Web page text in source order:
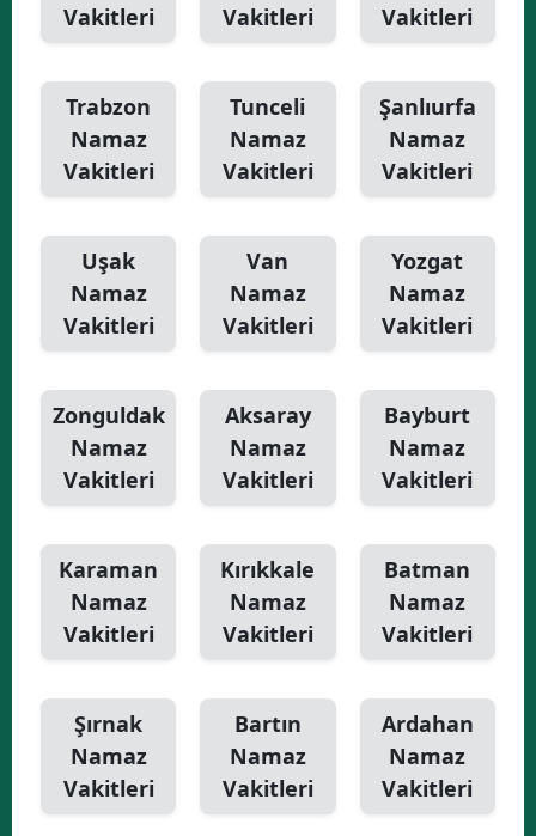
Vakitleri
Vakitleri
Vakitleri
Trabzon
Namaz
Vakitleri
Tunceli
Namaz
Vakitleri
Şanlıurfa
Namaz
Vakitleri
Uşak
Namaz
Vakitleri
Van
Namaz
Vakitleri
Yozgat
Namaz
Vakitleri
Zonguldak
Namaz
Vakitleri
Aksaray
Namaz
Vakitleri
Bayburt
Namaz
Vakitleri
Karaman
Namaz
Vakitleri
Kırıkkale
Namaz
Vakitleri
Batman
Namaz
Vakitleri
Şırnak
Namaz
Vakitleri
Bartın
Namaz
Vakitleri
Ardahan
Namaz
Vakitleri